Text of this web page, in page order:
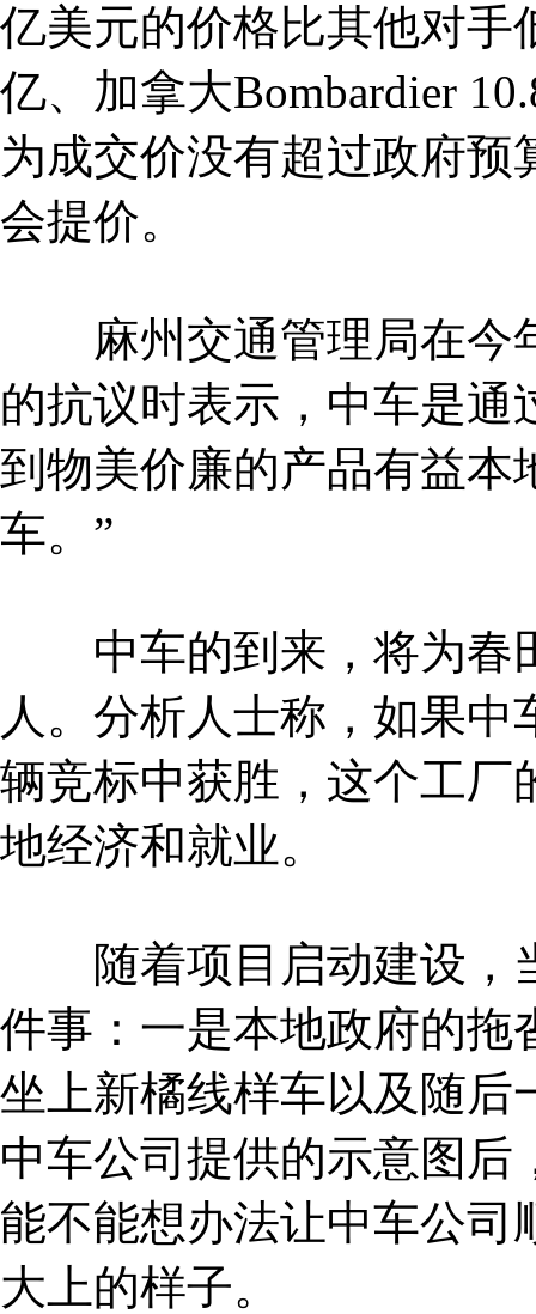
亿美元的价格比其他对手
亿、加拿大Bombardier
为成交价没有超过政府
会提价。
麻州交通管理局在今
的抗议时表示，中车是通
到物美价廉的产品有益本
车。”
中车的到来，将为春
人。分析人士称，如果
辆竞标中获胜，这个工厂
地经济和就业。
随着项目启动建设，
件事：一是本地政府的拖
坐上新橘线样车以及随后
中车公司提供的示意图
能不能想办法让中车公司
大上的样子。